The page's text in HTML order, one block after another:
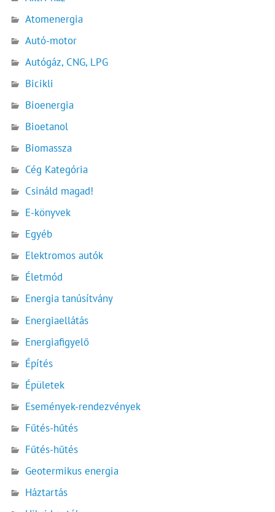
Atomenergia
Autó-motor
Autógáz, CNG, LPG
Bicikli
Bioenergia
Bioetanol
Biomassza
Cég Kategória
Csináld magad!
E-könyvek
Egyéb
Elektromos autók
Életmód
Energia tanúsítvány
Energiaellátás
Energiafigyelő
Építés
Épületek
Események-rendezvények
Fűtés-hűtés
Fűtés-hűtés
Geotermikus energia
Háztartás